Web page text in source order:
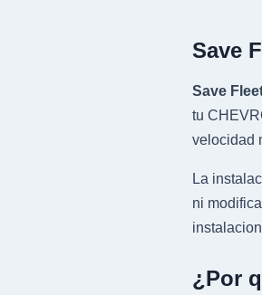
Save
Save
tu
velocidad
La
ni
¿Por